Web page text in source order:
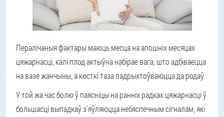
Пералічаныя фактары маюць месца на апошніх месяцах
цяжарнасці, калі плод актыўна набірае вага, што адбіваецца
на вазе жанчыны, а косткі таза падрыхтоўваюцца да родаў.
У той жа час болю ў паясніцы на ранніх радках цяжарнасці ў
большасці выпадкаў з'яўляюцца небяспечным сігналам, які